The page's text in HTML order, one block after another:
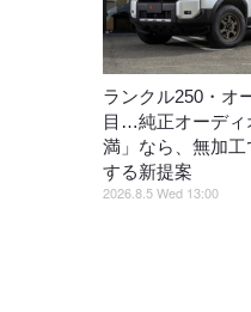
ランクル250・オ
目…純正オーディ
満」なら、無加
する新提案
2026.8.5 Wed 13:00